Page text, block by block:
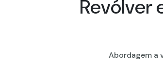
Revólver
Abordagem a